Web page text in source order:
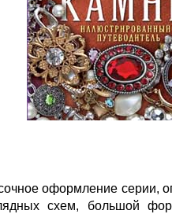
оформление серии,
схем, большой